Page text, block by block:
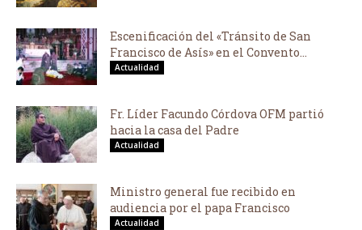
Escenificación del «Tránsito de San
Francisco de Asís» en el Convento...
Actualidad
Fr. Líder Facundo Córdova OFM partió
hacia la casa del Padre
Actualidad
Ministro general fue recibido en
audiencia por el papa Francisco
Actualidad